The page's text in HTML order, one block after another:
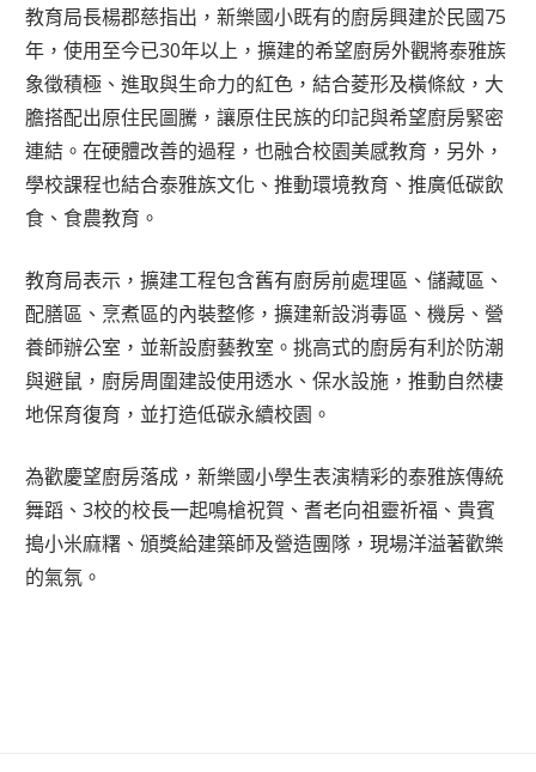
教育局長楊郡慈指出，新樂國小既有的廚房興建於民國75
年，使用至今已30年以上，擴建的希望廚房外觀將泰雅族
象徵積極、進取與生命力的紅色，結合菱形及橫條紋，大
膽搭配出原住民圖騰，讓原住民族的印記與希望廚房緊密
連結。在硬體改善的過程，也融合校園美感教育，另外，
學校課程也結合泰雅族文化、推動環境教育、推廣低碳飲
食、食農教育。
教育局表示，擴建工程包含舊有廚房前處理區、儲藏區、
配膳區、烹煮區的內裝整修，擴建新設消毒區、機房、營
養師辦公室，並新設廚藝教室。挑高式的廚房有利於防潮
與避鼠，廚房周圍建設使用透水、保水設施，推動自然棲
地保育復育，並打造低碳永續校園。
為歡慶望廚房落成，新樂國小學生表演精彩的泰雅族傳統
舞蹈、3校的校長一起鳴槍祝賀、耆老向祖靈祈福、貴賓
搗小米麻糬、頒獎給建築師及營造團隊，現場洋溢著歡樂
的氣氛。